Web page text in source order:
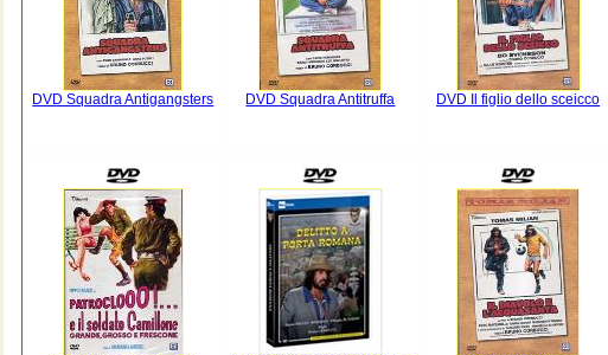
DVD Squadra Antigangsters DVD Squadra Antitruffa DVD Il figlio dello sceicco